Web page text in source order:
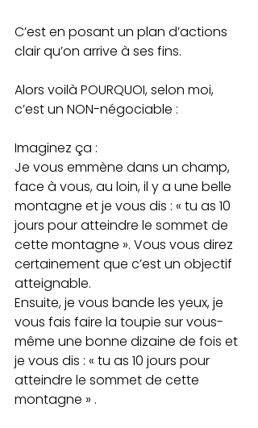
C’est en posant un plan d’actions
clair qu’on arrive à ses fins.
Alors voilà POURQUOI, selon moi,
c’est un NON-négociable :
Imaginez ça :
Je vous emmène dans un champ,
face à vous, au loin, il y a une belle
montagne et je vous dis : « tu as 10
jours pour atteindre le sommet de
cette montagne ». Vous vous direz
certainement que c’est un objectif
atteignable.
Ensuite, je vous bande les yeux, je
vous fais faire la toupie sur vous-
même une bonne dizaine de fois et
je vous dis : « tu as 10 jours pour
atteindre le sommet de cette
montagne » .